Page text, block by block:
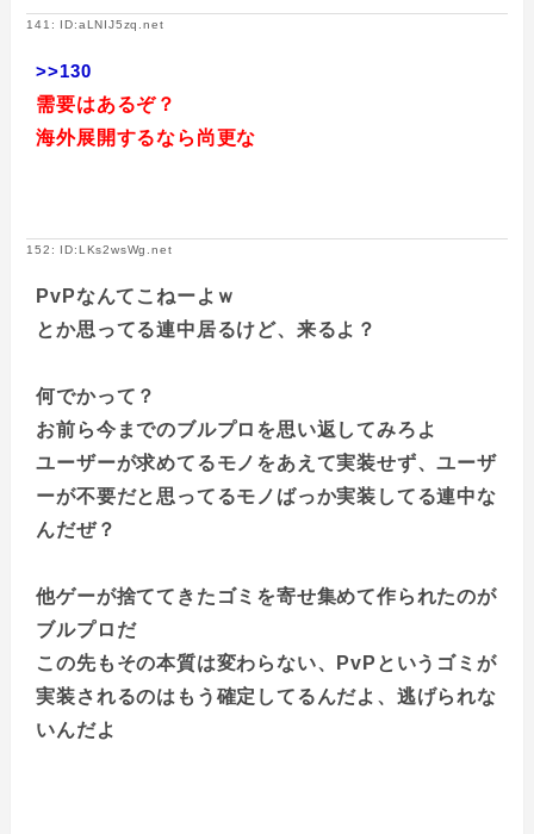
141: ID:aLNIJ5zq.net
>>130
需要はあるぞ？
海外展開するなら尚更な
152: ID:LKs2wsWg.net
PvPなんてこねーよｗ
とか思ってる連中居るけど、来るよ？
何でかって？
お前ら今までのブルプロを思い返してみろよ
ユーザーが求めてるモノをあえて実装せず、ユーザ
ーが不要だと思ってるモノばっか実装してる連中な
んだぜ？
他ゲーが捨ててきたゴミを寄せ集めて作られたのが
ブルプロだ
この先もその本質は変わらない、PvPというゴミが
実装されるのはもう確定してるんだよ、逃げられな
いんだよ